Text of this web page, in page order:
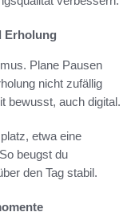
Erholung
Plane Pausen
nicht zufällig
bewusst, auch digital.
etwa eine
beugst du
den Tag stabil.